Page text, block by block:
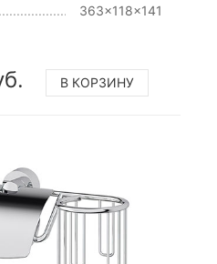
363x118x141
В КОРЗИНУ